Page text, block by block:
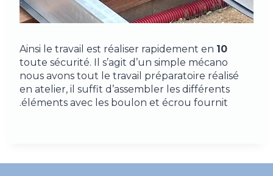
10
Ainsi le travail est réaliser rapidement en
toute sécurité. Il s’agit d’un simple mécano
nous avons tout le travail préparatoire réalisé
en atelier, il suffit d’assembler les différents
éléments avec les boulon et écrou fournit.